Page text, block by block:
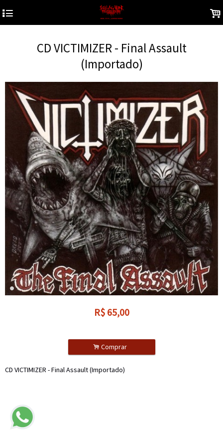
4 .
CD VICTIMIZER - Final Assault
(Importado)
R$ 65,00
. Comprar
CD VICTIMIZER - Final Assault (Importado)